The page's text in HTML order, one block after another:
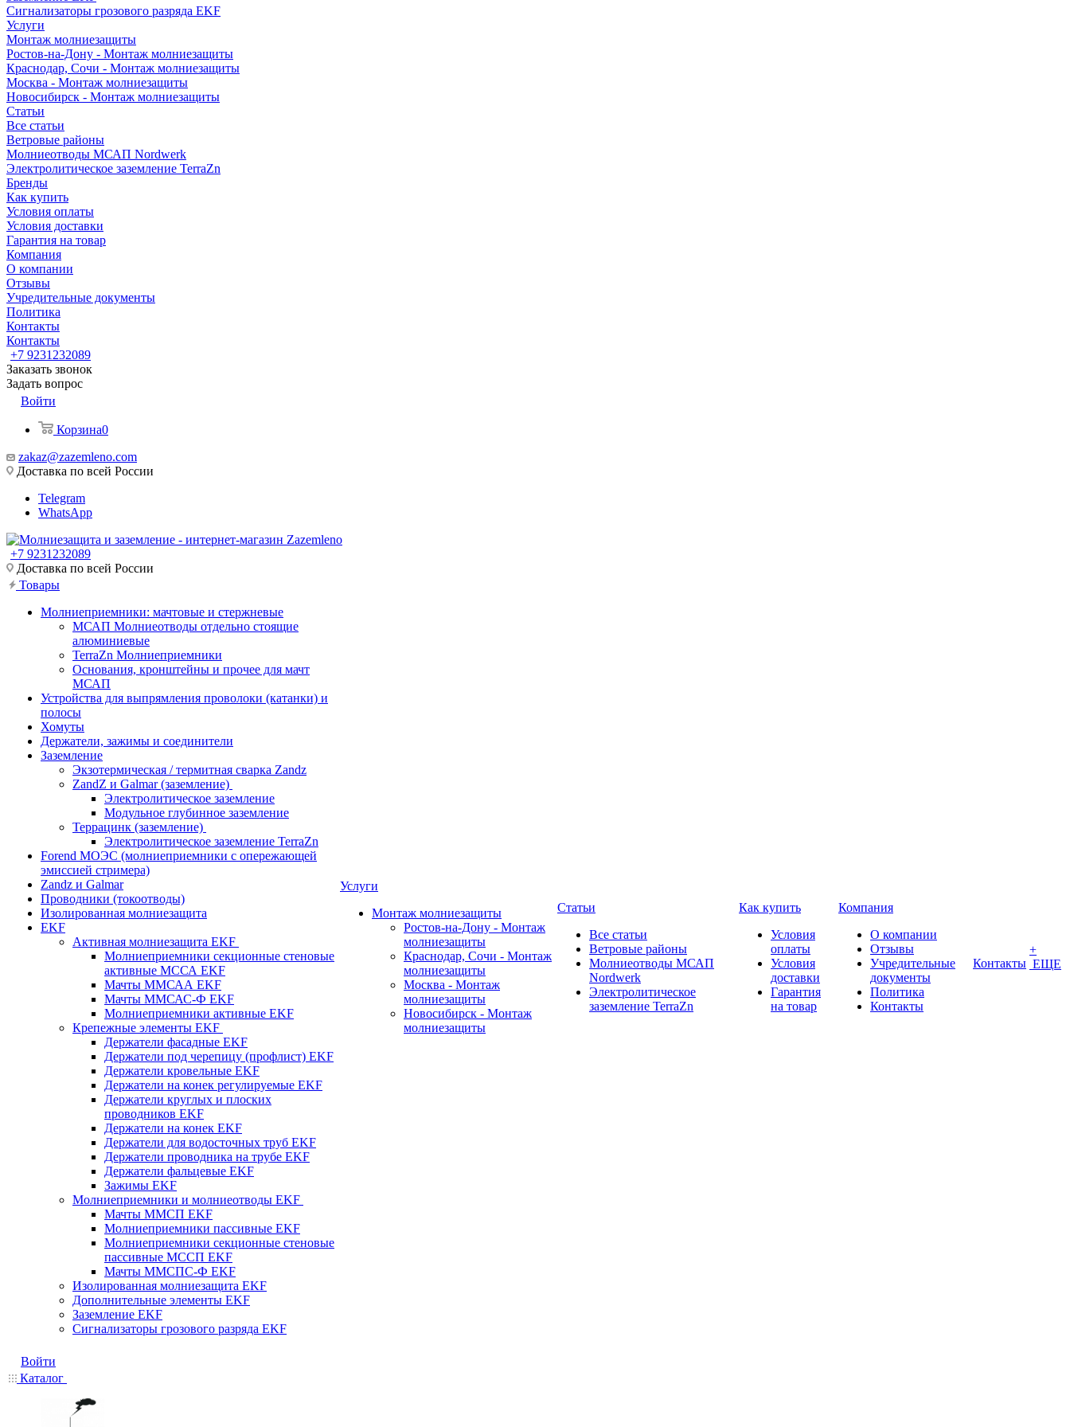
Сигнализаторы грозового разряда EKF
Услуги
Монтаж молниезащиты
Ростов-на-Дону - Монтаж молниезащиты
Краснодар, Сочи - Монтаж молниезащиты
Москва - Монтаж молниезащиты
Новосибирск - Монтаж молниезащиты
Статьи
Все статьи
Ветровые районы
Молниеотводы МСАП Nordwerk
Электролитическое заземление TerraZn
Бренды
Как купить
Условия оплаты
Условия доставки
Гарантия на товар
Компания
О компании
Отзывы
Учредительные документы
Политика
Контакты
Контакты
+7 9231232089
Заказать звонок
Задать вопрос
Войти
Корзина0
zakaz@zazemleno.com
Доставка по всей России
Telegram
WhatsApp
+7 9231232089
Доставка по всей России
Товары
Молниеприемники: мачтовые и стержневые
МСАП Молниеотводы отдельно стоящие
алюминиевые
TerraZn Молниеприемники
Основания, кронштейны и прочее для мачт
МСАП
Устройства для выпрямления проволоки (катанки) и
полосы
Хомуты
Держатели, зажимы и соединители
Заземление
Экзотермическая / термитная сварка Zandz
ZandZ и Galmar (заземление)
Электролитическое заземление
Модульное глубинное заземление
Террацинк (заземление)
Электролитическое заземление TerraZn
Forend МОЭС (молниеприемники с опережающей
эмиссией стримера)
Zandz и Galmar
Проводники (токоотводы)
Изолированная молниезащита
EKF
Активная молниезащита EKF
Молниеприемники секционные стеновые
активные МССА EKF
Мачты ММСАА EKF
Мачты ММСАС-Ф EKF
Молниеприемники активные EKF
Крепежные элементы EKF
Держатели фасадные EKF
Держатели под черепицу (профлист) EKF
Держатели кровельные EKF
Держатели на конек регулируемые EKF
Держатели круглых и плоских
проводников EKF
Держатели на конек EKF
Держатели для водосточных труб EKF
Держатели проводника на трубе EKF
Держатели фальцевые EKF
Зажимы EKF
Молниеприемники и молниеотводы EKF
Мачты ММСП EKF
Молниеприемники пассивные EKF
Молниеприемники секционные стеновые
пассивные МССП EKF
Мачты ММСПС-Ф EKF
Изолированная молниезащита EKF
Дополнительные элементы EKF
Заземление EKF
Сигнализаторы грозового разряда EKF
Услуги
Монтаж молниезащиты
Ростов-на-Дону - Монтаж
молниезащиты
Краснодар, Сочи - Монтаж
молниезащиты
Москва - Монтаж
молниезащиты
Новосибирск - Монтаж
молниезащиты
Статьи
Все статьи
Ветровые районы
Молниеотводы МСАП
Nordwerk
Электролитическое
заземление TerraZn
Как купить
Условия
оплаты
Условия
доставки
Гарантия
на товар
Компания
О компании
Отзывы
Учредительные
документы
Политика
Контакты
Контакты
+
ЕЩЕ
Войти
Каталог